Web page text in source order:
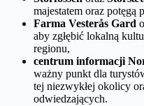
majestatem oraz potęgą
Farma Vesterås Gard
aby zgłębić lokalną
regionu,
centrum informacji
ważny punkt dla
tej niezwykłej okolicy
odwiedzających.